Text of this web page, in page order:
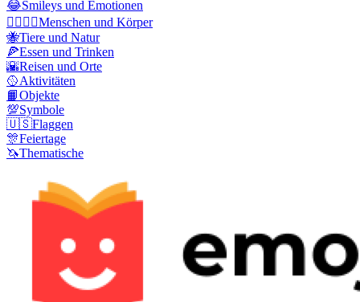
😂Smileys und Emotionen
👩‍❤️‍💋‍👨Menschen und Körper
🐝Tiere und Natur
🍕Essen und Trinken
🌇Reisen und Orte
🥎Aktivitäten
📙Objekte
💯Symbole
🇺🇸Flaggen
🎊Feiertage
🦄Thematische